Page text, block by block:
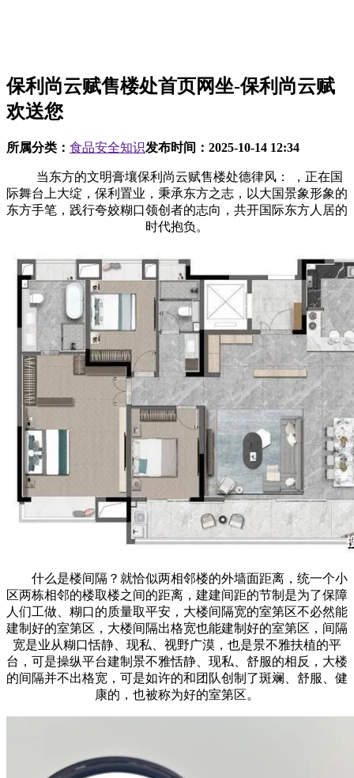
保利尚云赋售楼处首页网坐-保利尚云赋
欢送您
所属分类： 食品安全知识发布时间： 2025-10-14 12:34
当东方的文明膏壤保利尚云赋售楼处德律风： ，正在国
际舞台上大绽，保利置业，秉承东方之志，以大国景象形象的
东方手笔，践行夸姣糊口领创者的志向，共开国际东方人居的
时代抱负。
什么是楼间隔？就恰似两相邻楼的外墙面距离，统一个小
区两栋相邻的楼取楼之间的距离，建建间距的节制是为了保障
人们工做、糊口的质量取平安，大楼间隔宽的室第区不必然能
建制好的室第区，大楼间隔出格宽也能建制好的室第区，间隔
宽是业从糊口恬静、现私、视野广漠，也是景不雅扶植的平
台，可是操纵平台建制景不雅恬静、现私、舒服的相反，大楼
的间隔并不出格宽，可是如许的和团队创制了斑斓、舒服、健
康的，也被称为好的室第区。